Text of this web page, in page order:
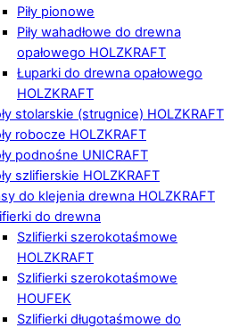
Piły pionowe
Piły wahadłowe do drewna
opałowego HOLZKRAFT
Łuparki do drewna opałowego
HOLZKRAFT
stolarskie (strugnice) HOLZKRAFT
robocze HOLZKRAFT
podnośne UNICRAFT
szlifierskie HOLZKRAFT
do klejenia drewna HOLZKRAFT
do drewna
Szlifierki szerokotaśmowe
HOLZKRAFT
Szlifierki szerokotaśmowe
HOUFEK
Szlifierki długotaśmowe do